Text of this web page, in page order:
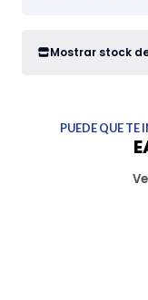
Mostrar stock
PUEDE QUE